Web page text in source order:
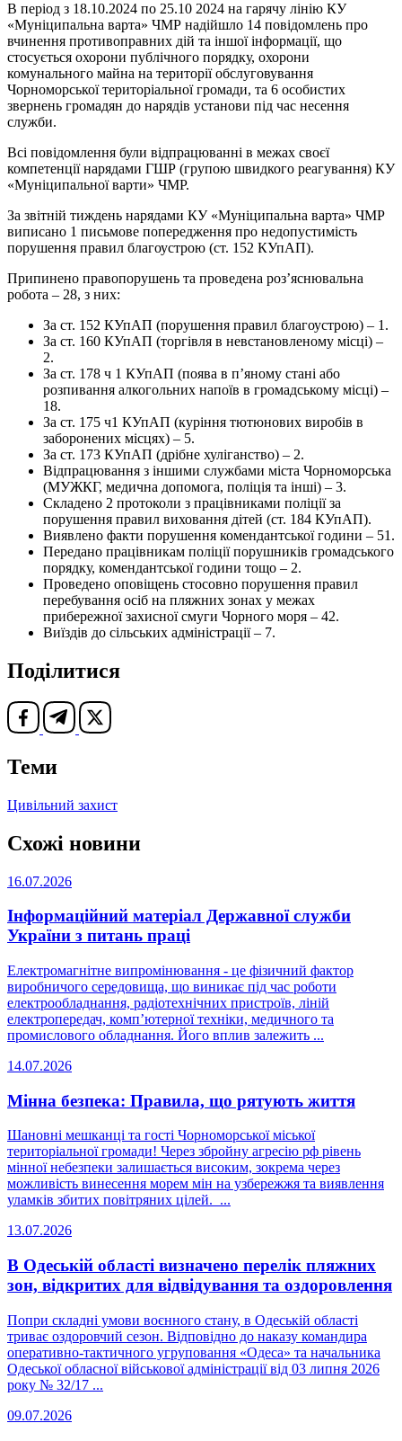
В період з 18.10.2024 по 25.10 2024 на гарячу лінію КУ
«Муніципальна варта» ЧМР надійшло 14 повідомлень про
вчинення противоправних дій та іншої інформації, що
стосується охорони публічного порядку, охорони
комунального майна на території обслуговування
Чорноморської територіальної громади, та 6 особистих
звернень громадян до нарядів установи під час несення
служби.
Всі повідомлення були відпрацюванні в межах своєї
компетенції нарядами ГШР (групою швидкого реагування) КУ
«Муніципальної варти» ЧМР.
За звітній тиждень нарядами КУ «Муніципальна варта» ЧМР
виписано 1 письмове попередження про недопустимість
порушення правил благоустрою (ст. 152 КУпАП).
Припинено правопорушень та проведена роз’яснювальна
робота – 28, з них:
За ст. 152 КУпАП (порушення правил благоустрою) – 1.
За ст. 160 КУпАП (торгівля в невстановленому місці) –
2.
За ст. 178 ч 1 КУпАП (поява в п’яному стані або
розпивання алкогольних напоїв в громадському місці) –
18.
За ст. 175 ч1 КУпАП (куріння тютюнових виробів в
заборонених місцях) – 5.
За ст. 173 КУпАП (дрібне хуліганство) – 2.
Відпрацювання з іншими службами міста Чорноморська
(МУЖКГ, медична допомога, поліція та інші) – 3.
Складено 2 протоколи з працівниками поліції за
порушення правил виховання дітей (ст. 184 КУпАП).
Виявлено факти порушення комендантської години – 51.
Передано працівникам поліції порушників громадського
порядку, комендантської години тощо – 2.
Проведено оповіщень стосовно порушення правил
перебування осіб на пляжних зонах у межах
прибережної захисної смуги Чорного моря – 42.
Виїздів до сільських адміністрації – 7.
Поділитися
Теми
Цивільний захист
Схожі новини
16.07.2026
Інформаційний матеріал Державної служби
України з питань праці
Електромагнітне випромінювання - це фізичний фактор
виробничого середовища, що виникає під час роботи
електрообладнання, радіотехнічних пристроїв, ліній
електропередач, комп’ютерної техніки, медичного та
промислового обладнання. Його вплив залежить ...
14.07.2026
Мінна безпека: Правила, що рятують життя
Шановні мешканці та гості Чорноморської міської
територіальної громади! Через збройну агресію рф рівень
мінної небезпеки залишається високим, зокрема через
можливість винесення морем мін на узбережжя та виявлення
уламків збитих повітряних цілей. ...
13.07.2026
В Одеській області визначено перелік пляжних
зон, відкритих для відвідування та оздоровлення
Попри складні умови воєнного стану, в Одеській області
триває оздоровчий сезон. Відповідно до наказу командира
оперативно-тактичного угруповання «Одеса» та начальника
Одеської обласної військової адміністрації від 03 липня 2026
року № 32/17 ...
09.07.2026